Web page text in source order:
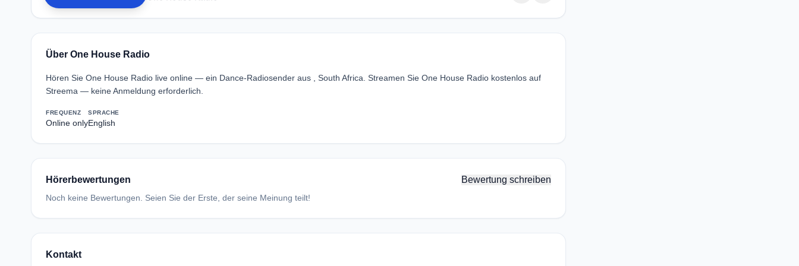
Über One House Radio
Hören Sie One House Radio live online — ein Dance-Radiosender aus , South Africa. Streamen Sie One House Radio kostenlos auf
Streema — keine Anmeldung erforderlich.
FREQUENZ
Online only
SPRACHE
English
Hörerbewertungen Bewertung schreiben
Noch keine Bewertungen. Seien Sie der Erste, der seine Meinung teilt!
Kontakt